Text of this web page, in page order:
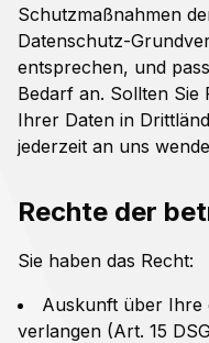
Schutzmaßnahmen
Datenschutz-
entsprechen, und
Bedarf an. Sollten
Ihrer Daten in
jederzeit an uns
Rechte der
Sie haben das Recht:
Auskunft über Ihre
verlangen (Art. 15